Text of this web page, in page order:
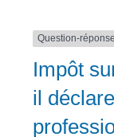
Question-réponse
Impôt
il